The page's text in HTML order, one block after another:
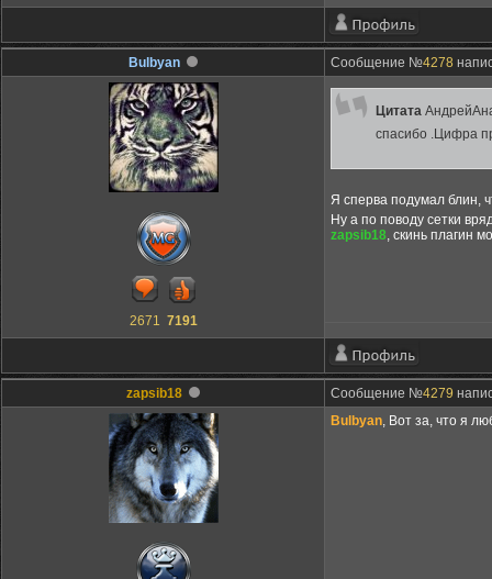
Bulbyan Сообщение №4278
2671 7191
Цитата
спасибо .Цифра
Я сперва подумал блин,
Ну а по поводу сетки
zapsib18, скинь плагин
zapsib18 Сообщение №4279
Bulbyan, Вот за, что я